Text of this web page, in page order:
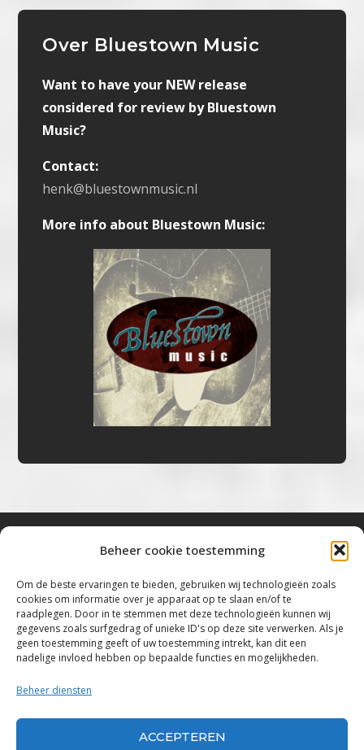
Beheer cookie toestemming
Om de beste ervaringen te bieden, gebruiken wij technologieën zoals
cookies om informatie over je apparaat op te slaan en/of te
raadplegen. Door in te stemmen met deze technologieën kunnen wij
gegevens zoals surfgedrag of unieke ID's op deze site verwerken. Als je
geen toestemming geeft of uw toestemming intrekt, kan dit een
nadelige invloed hebben op bepaalde functies en mogelijkheden.
Beheer diensten
ACCEPTEREN
Over Bluestown Music
Want to have your NEW release
considered for review by Bluestown
Music?
Contact:
henk@bluestownmusic.nl
More info about Bluestown Music:
“Voor de mooiste Blues, Rock, Roots &
Americana”
Copyright 2019 – 2026 Bluestown Music – All